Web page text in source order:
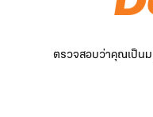
ตรวจสอบว่าคุณเป็นม